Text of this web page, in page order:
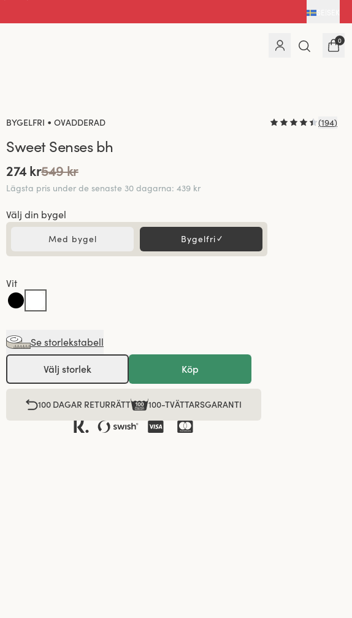
0
BYGELFRI • OVADDERAD (194)
Sweet Senses bh
274 kr549 kr
Lägsta pris under de senaste 30 dagarna: 439 kr
Välj din bygel
Med bygel Bygelfri✓
Vit
Se storlekstabell
Välj storlek Köp
100 DAGAR RETURRÄTT 100-TVÄTTARSGARANTI